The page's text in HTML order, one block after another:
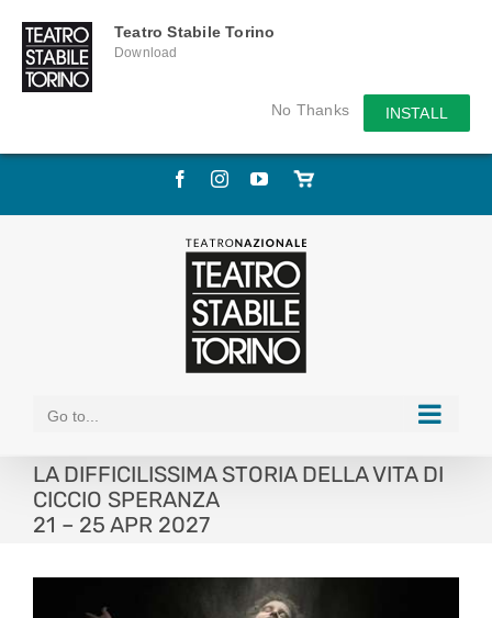
Teatro Stabile Torino
Download
No Thanks INSTALL
Skip
FacebookInstagramYouTube
Store
Go to...
LA DIFFICILISSIMA STORIA DELLA VITA DI
CICCIO SPERANZA
21 – 25 APR 2027